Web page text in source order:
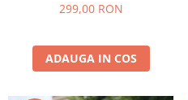
299,00 RON
ADAUGA IN COS